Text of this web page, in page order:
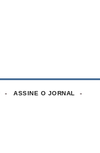
ASSINE O JORNAL